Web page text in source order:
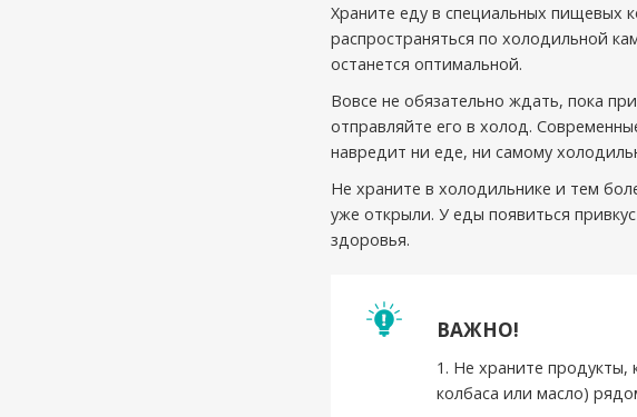
Храните еду в специальных пищевых
распространяться по холодильной
останется оптимальной.
Вовсе не обязательно ждать, пока
отправляйте его в холод.
навредит ни еде, ни самому
Не храните в холодильнике и тем
уже открыли. У еды появиться
здоровья.
ВАЖНО!
1. Не храните
колбаса или масло)